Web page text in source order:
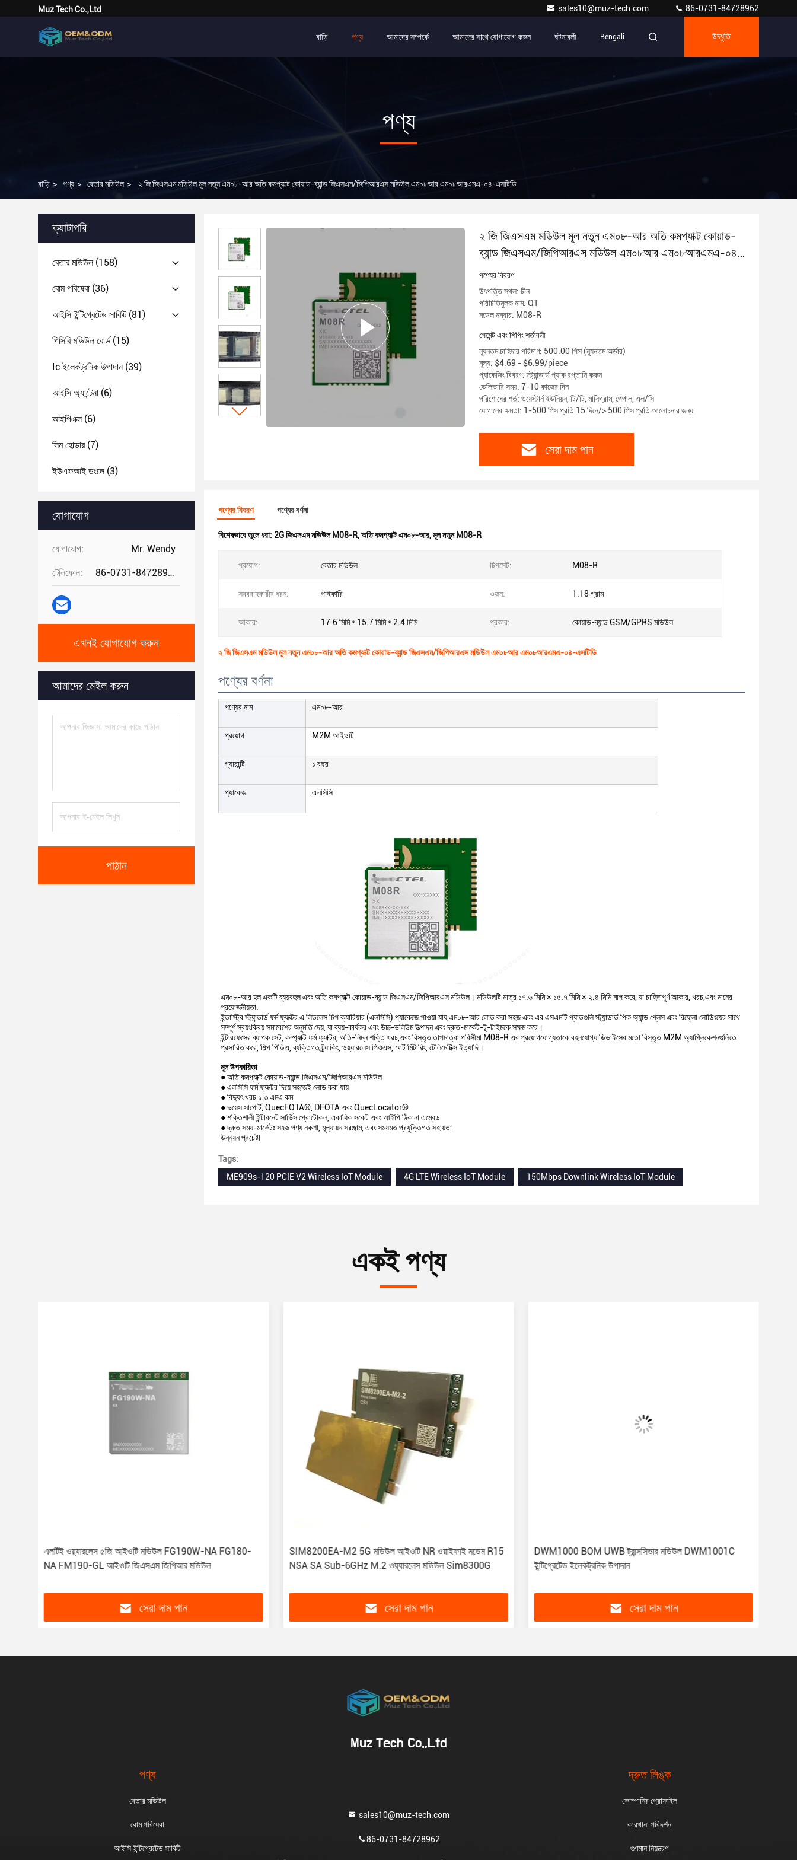
Muz Tech Co.,Ltd sales10@muz-tech.com 86-0731-84728962
বাড়ি পণ্য আমাদের সম্পর্কে আমাদের সাথে যোগাযোগ করুন ঘটনাবলী Bengali উদ্ধৃতি
পণ্য
বাড়ি > পণ্য > বেতার মডিউল > ২ জি জিএসএম মডিউল মূল নতুন এম০৮-আর অতি কমপ্যাক্ট কোয়াড-ব্যান্ড জিএসএম/জিপিআরএস মডিউল এম০৮আর এম০৮আরএমএ-০৪-এসটিডি
ক্যাটাগরি
বেতার মডিউল(158)
বোম পরিষেবা (36)
আইসি ইন্টিগ্রেটেড সার্কিট(81)
পিসিবি মডিউল বোর্ড(15)
Ic ইলেকট্রনিক উপাদান(39)
আইসি অ্যান্টেনা (6)
আইপিএক্স(6)
সিম হোল্ডার(7)
ইউএফআই ডংলে(3)
যোগাযোগ
যোগাযোগ: Mr. Wendy
টেলিফোন: 86-0731-84728962
এখনই যোগাযোগ করুন
আমাদের মেইল ​​করুন
পাঠান
২ জি জিএসএম মডিউল মূল নতুন এম০৮-আর অতি কমপ্যাক্ট কোয়াড-
ব্যান্ড জিএসএম/জিপিআরএস মডিউল এম০৮আর এম০৮আরএমএ-০৪-
এসটিডি
পণ্যের বিবরণ
উৎপত্তি স্থল: চীন
পরিচিতিমুলক নাম: QT
মডেল নম্বার: M08-R
পেমেন্ট এবং শিপিং শর্তাবলী
ন্যূনতম চাহিদার পরিমাণ: 500.00 পিস (ন্যূনতম অর্ডার)
মূল্য: $4.69 - $6.99/piece
প্যাকেজিং বিবরণ: স্ট্যান্ডার্ড প্যাক রপ্তানি করুন
ডেলিভারি সময়: 7-10 কাজের দিন
পরিশোধের শর্ত: ওয়েস্টার্ন ইউনিয়ন, টি/টি, মানিগ্রাম, পেপাল, এল/সি
যোগানের ক্ষমতা: 1-500 পিস প্রতি 15 দিনে/> 500 পিস প্রতি আলোচনার জন্য
সেরা দাম পান
পণ্যের বিবরণ পণ্যের বর্ণনা
বিশেষভাবে তুলে ধরা: 2G জিএসএম মডিউল M08-R,অতি কমপ্যাক্ট এম০৮-আর,মূল নতুন M08-R
প্রয়োগ: বেতার মডিউল চিপসেট: M08-R
সরবরাহকারীর ধরন: পাইকারি ওজন: 1.18 গ্রাম
আকার: 17.6 মিমি * 15.7 মিমি * 2.4 মিমি প্রকার: কোয়াড-ব্যান্ড GSM/GPRS মডিউল
২ জি জিএসএম মডিউল মূল নতুন এম০৮-আর অতি কমপ্যাক্ট কোয়াড-ব্যান্ড জিএসএম/জিপিআরএস মডিউল এম০৮আর এম০৮আরএমএ-০৪-এসটিডি
পণ্যের বর্ণনা
পণ্যের নাম এম০৮-আর
প্রয়োগ M2M আইওটি
গ্যারান্টি ১ বছর
প্যাকেজ এলসিসি
এম০৮-আর হল একটি ব্যয়বহুল এবং অতি কমপ্যাক্ট কোয়াড-ব্যান্ড জিএসএম/জিপিআরএস মডিউল। মডিউলটি মাত্র ১৭.৬ মিমি × ১৫.৭ মিমি × ২.৪ মিমি মাপ করে, যা চাহিদাপূর্ণ আকার, খরচ,এবং মানের
প্রয়োজনীয়তা.
ইন্ডাস্ট্রি স্ট্যান্ডার্ড ফর্ম ফ্যাক্টর এ লিডলেস চিপ ক্যারিয়ার (এলসিসি) প্যাকেজে পাওয়া যায়,এম০৮-আর লোড করা সহজ এবং এর এসএমটি প্যাডগুলি স্ট্যান্ডার্ড পিক অ্যান্ড প্লেস এবং রিফ্লো লোডিংয়ের সাথে
সম্পূর্ণ স্বয়ংক্রিয় সমাবেশের অনুমতি দেয়, যা ব্যয়-কার্যকর এবং উচ্চ-ভলিউম উত্পাদন এবং দ্রুত-মার্কেট-টু-টাইমকে সক্ষম করে।
ইন্টারফেসের ব্যাপক সেট, কম্প্যাক্ট ফর্ম ফ্যাক্টর, অতি-নিম্ন শক্তি খরচ,এবং বিস্তৃত তাপমাত্রা পরিসীমা M08-R এর প্রয়োগযোগ্যতাকে বহনযোগ্য ডিভাইসের মতো বিস্তৃত M2M অ্যাপ্লিকেশনগুলিতে
প্রসারিত করে, শিল্প পিডিএ, ব্যক্তিগত ট্র্যাকিং, ওয়্যারলেস পিওএস, স্মার্ট মিটারিং, টেলিমেটিক্স ইত্যাদি।
মূল উপকারিতা
● অতি কমপ্যাক্ট কোয়াড-ব্যান্ড জিএসএম/জিপিআরএস মডিউল
● এলসিসি ফর্ম ফ্যাক্টর দিয়ে সহজেই লোড করা যায়
● বিদ্যুৎ খরচ ১.৩ এমএ কম
● ভয়েস সাপোর্ট, QuecFOTA®, DFOTA এবং QuecLocator®
● শক্তিশালী ইন্টারনেট সার্ভিস প্রোটোকল, একাধিক সকেট এবং আইপি ঠিকানা এম্বেড
● দ্রুত সময়-মার্কেটঃ সহজ পণ্য নকশা, মূল্যায়ন সরঞ্জাম, এবং সময়মত প্রযুক্তিগত সহায়তা
উন্নয়ন প্রচেষ্টা
Tags:
ME909s-120 PCIE V2 Wireless IoT Module
4G LTE Wireless IoT Module 150Mbps Downlink Wireless IoT Module
একই পণ্য
এলটিই ওয়্যারলেস ৫জি আইওটি মডিউল FG190W-NA FG180-
NA FM190-GL আইওটি জিএসএম জিপিআর মডিউল
সেরা দাম পান
SIM8200EA-M2 5G মডিউল আইওটি NR ওয়াইফাই মডেম R15
NSA SA Sub-6GHz M.2 ওয়্যারলেস মডিউল Sim8300G
সেরা দাম পান
DWM1000 BOM UWB ট্রান্সসিভার মডিউল DWM1001C
ইন্টিগ্রেটেড ইলেকট্রনিক উপাদান
সেরা দাম পান
Muz Tech Co.,Ltd
পণ্য
বেতার মডিউল
বোম পরিষেবা
আইসি ইন্টিগ্রেটেড সার্কিট
sales10@muz-tech.com
86-0731-84728962
দ্রুত লিঙ্ক
কোম্পানির প্রোফাইল
কারখানা পরিদর্শন
গুণমান নিয়ন্ত্রণ